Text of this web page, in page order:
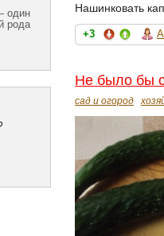
Нашинковать
+3
Не было бы
сад и огород
один
рода